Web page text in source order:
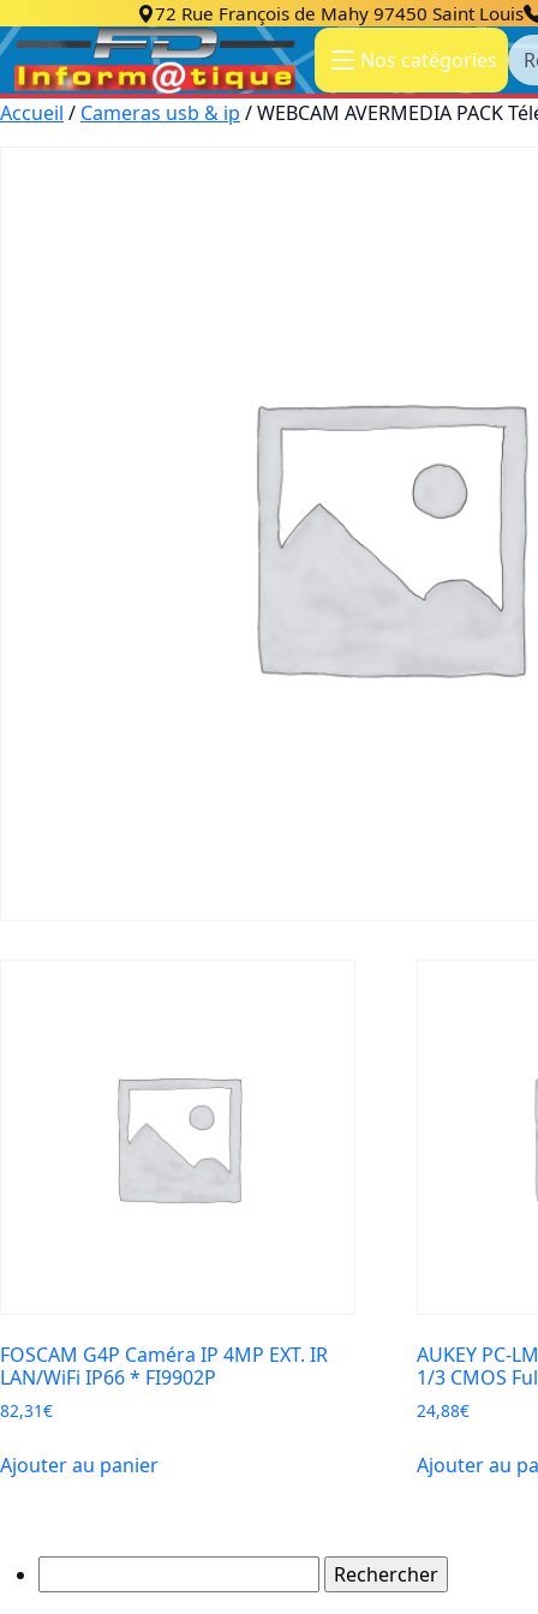
72 Rue François de Mahy 97450 Saint Louis
Nos catégories
Accueil / Cameras usb & ip / WEBCAM AVERMEDIA PACK
FOSCAM G4P Caméra IP 4MP EXT. IR
LAN/WiFi IP66 * FI9902P
82,31€
Ajouter au panier
AUKEY PC-
1/3 CMOS
24,88€
Ajouter au